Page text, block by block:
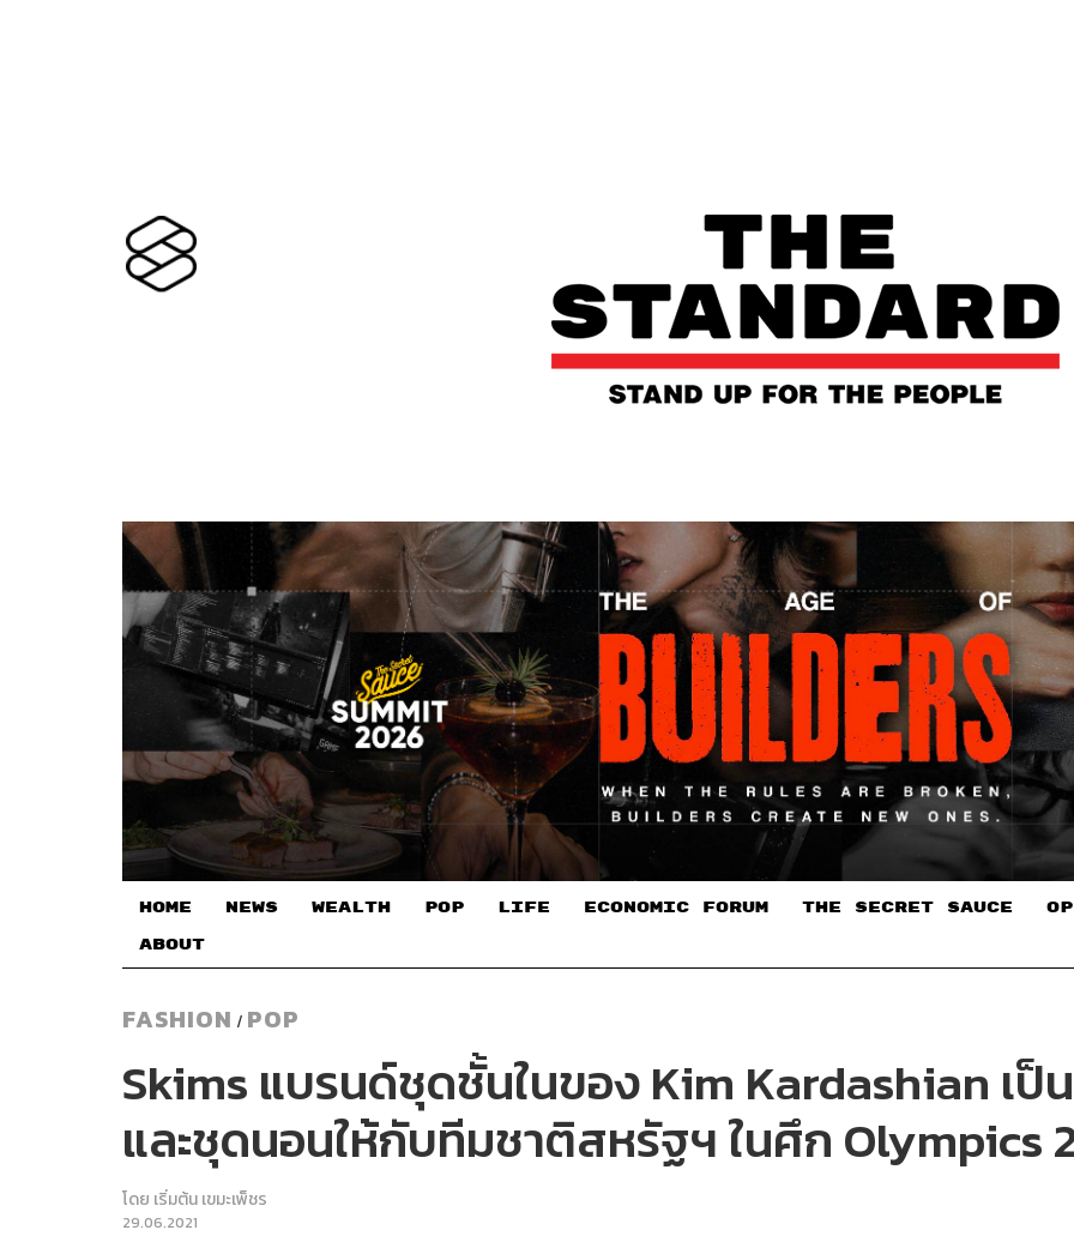
HOME NEWS WEALTH POP LIFE ECONOMIC FORUM THE SECRET SAUCE​
ABOUT
FASHION / POP
Skims แบรนด์ชุดชั้นในของ Kim Kardashian เ
และชุดนอนให้กับทีมชาติสหรัฐฯ ในศึก Olympics
โดย เริ่มต้น เขมะเพ็ชร
29.06.2021